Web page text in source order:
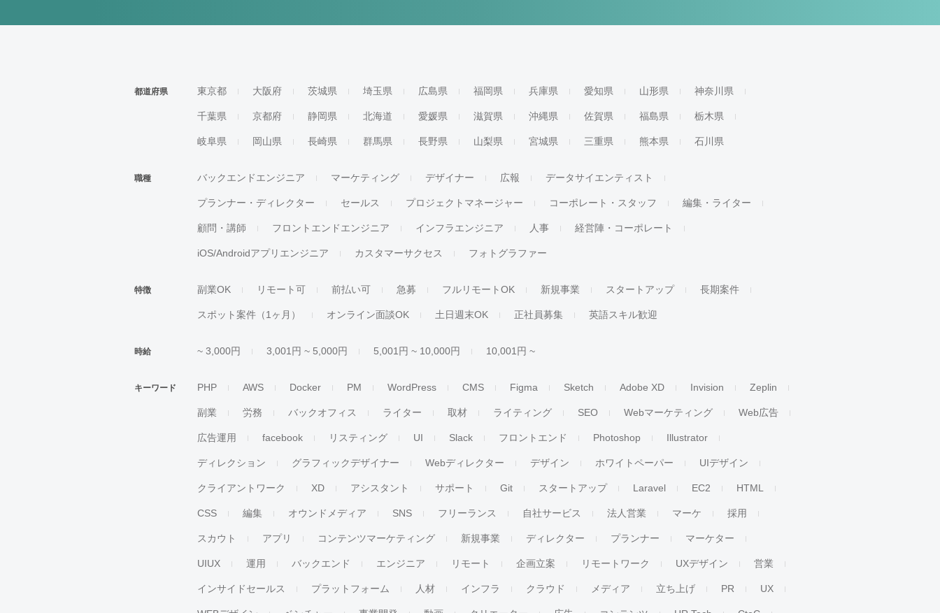
都道府県 東京都 大阪府 茨城県 埼玉県 広島県 福岡県 兵庫県 愛知県 山形県 神奈川県
千葉県 京都府 静岡県 北海道 愛媛県 滋賀県 沖縄県 佐賀県 福島県 栃木県
岐阜県 岡山県 長崎県 群馬県 長野県 山梨県 宮城県 三重県 熊本県 石川県
職種 バックエンドエンジニア マーケティング デザイナー 広報 データサイエンティスト
プランナー・ディレクター セールス プロジェクトマネージャー コーポレート・スタッフ 編集・ライター
顧問・講師 フロントエンドエンジニア インフラエンジニア 人事 経営陣・コーポレート
iOS/Androidアプリエンジニア カスタマーサクセス フォトグラファー
特徴 副業OK リモート可 前払い可 急募 フルリモートOK 新規事業 スタートアップ 長期案件
スポット案件（1ヶ月） オンライン面談OK 土日週末OK 正社員募集 英語スキル歓迎
時給 ~ 3,000円 3,001円 ~ 5,000円 5,001円 ~ 10,000円 10,001円 ~
キーワード PHP AWS Docker PM WordPress CMS Figma Sketch Adobe XD Invision Zeplin
副業 労務 バックオフィス ライター 取材 ライティング SEO Webマーケティング Web広告
広告運用 facebook リスティング UI Slack フロントエンド Photoshop Illustrator
ディレクション グラフィックデザイナー Webディレクター デザイン ホワイトペーパー UIデザイン
クライアントワーク XD アシスタント サポート Git スタートアップ Laravel EC2 HTML
CSS 編集 オウンドメディア SNS フリーランス 自社サービス 法人営業 マーケ 採用
スカウト アプリ コンテンツマーケティング 新規事業 ディレクター プランナー マーケター
UIUX 運用 バックエンド エンジニア リモート 企画立案 リモートワーク UXデザイン 営業
インサイドセールス プラットフォーム 人材 インフラ クラウド メディア 立ち上げ PR UX